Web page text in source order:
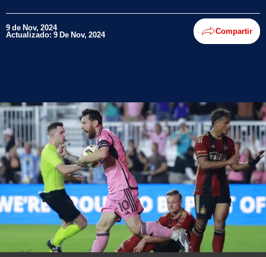
9 de Nov, 2024
Actualizado: 9 De Nov, 2024 Compartir